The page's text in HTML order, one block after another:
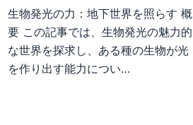
生物発光の力：地下世界を照らす 概
要 この記事では、生物発光の魅力的
な世界を探求し、ある種の生物が光
を作り出す能力につい…